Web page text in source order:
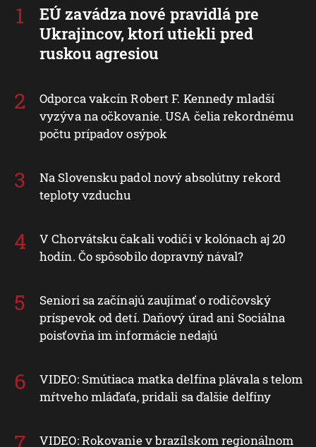
EÚ zavádza nové pravidlá pre
Ukrajincov, ktorí utiekli pred
ruskou agresiou
Odporca vakcín Robert F. Kennedy mladší
vyzýva na očkovanie. USA čelia rekordnému
počtu prípadov osýpok
Na Slovensku padol nový absolútny rekord
teploty vzduchu
V Chorvátsku čakali vodiči v kolónach aj 20
hodín. Čo spôsobilo dopravný nával?
Seniori sa začínajú zaujímať o rodičovský
príspevok od detí. Daňový úrad ani Sociálna
poisťovňa im informácie nedajú
VIDEO: Smútiaca matka delfína plávala s telom
mŕtveho mláďaťa, pridali sa ďalšie delfíny
VIDEO: Rokovanie v brazílskom regionálnom